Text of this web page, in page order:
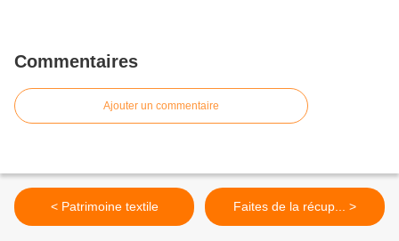
Commentaires
Ajouter un commentaire
< Patrimoine textile Faites de la récup... >